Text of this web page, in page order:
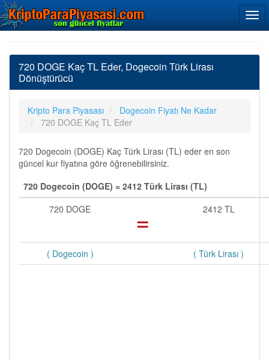
720 DOGE Kaç TL Eder, Dogecoin Türk Lirası
Dönüştürücü
Kripto Para Piyasası
Dogecoin Fiyatı Ne Kadar
720 DOGE Kaç TL Eder
720 Dogecoin (DOGE) Kaç Türk Lirası (TL) eder en son
güncel kur fiyatına göre öğrenebilirsiniz.
720 Dogecoin (DOGE) = 2412 Türk Lirası (TL)
720 DOGE
= 2412 TL
( Dogecoin ) ( Türk Lirası )